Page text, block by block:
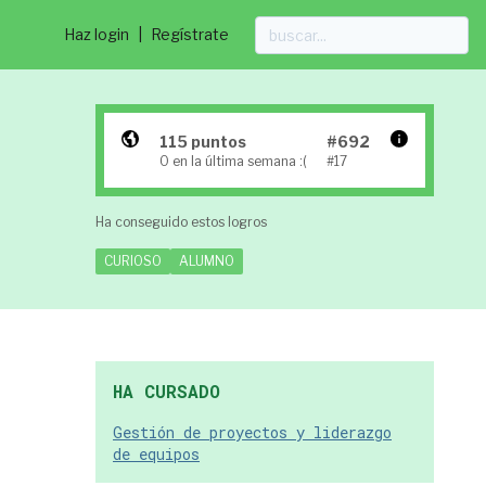
Haz login Regístrate
115 puntos
0 en la última semana :(
#692
#17
Ha conseguido estos logros
CURIOSO ALUMNO
HA CURSADO
Gestión de proyectos y liderazgo
de equipos